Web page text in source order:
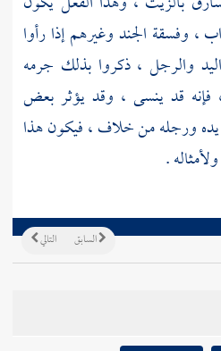
، وفسقة الجند وغيرهم إذا رأوا
والرجل ، ذكروا بذلك جرمه
فإنه قد ينسى ، وقد يؤثر بعض
يده ورجله من خلاف ، فيكون هذا
ولأمثاله .
التالي السابق